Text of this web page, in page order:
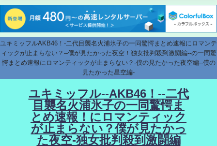
ユキミッフルAKB46！-二代目襲名火浦氷子の一同驚愕まとめ速報にロマンテ
ィックが止まらない？--僕が見たかった夜空！独女批判殺到激闘編--の一同驚
愕まとめ速報にロマンティックが止まらない？-僕の見たかった夜空編--僕の
見たかった星空編-
ユキミッフル--AKB46！--二代
目襲名火浦氷子の一同驚愕ま
とめ速報！にロマンティック
が止まらない？僕が見たかっ
た夜空-独女批判殺到激闘編